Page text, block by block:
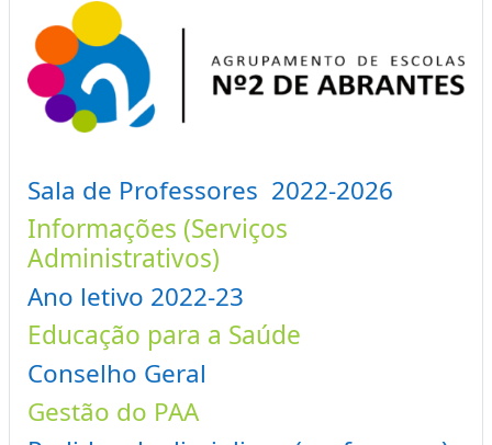
Sala de Professores 2022-2026
Informações (Serviços
Administrativos)
Ano letivo 2022-23
Educação para a Saúde
Conselho Geral
Gestão do PAA